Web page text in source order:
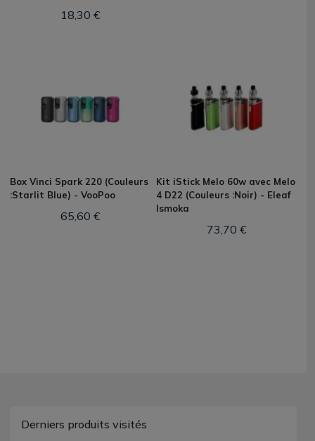
18,30 €
Box Vinci Spark 220 (Couleurs
:Starlit Blue) - VooPoo
65,60 €
Kit iStick Melo 60w avec Melo
4 D22 (Couleurs :Noir) - Eleaf
Ismoka
73,70 €
Derniers produits visités